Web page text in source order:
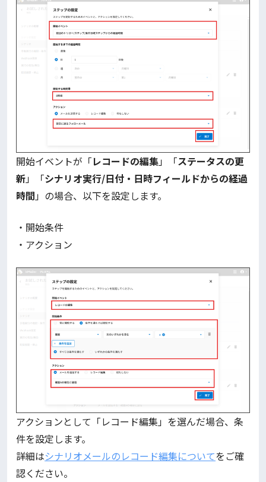
開始イベントが「レコードの編集」「ステータスの更
新」「シナリオ実行/日付・日時フィールドからの経過
時間 」の場合、以下を設定します。
・開始条件
・アクション
アクションとして「レコード編集」を選んだ場合、条
件を設定します。
詳細はシナリオメールのレコード編集についてをご確
認ください。